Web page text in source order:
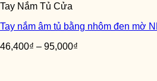
Tay Nắm Tủ Cửa
Tay nắm âm tủ bằng nhôm đen mờ
46,400₫ – 95,000₫